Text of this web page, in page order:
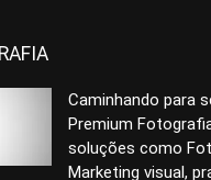
Caminhando para
Premium
soluções como
Marketing visual,